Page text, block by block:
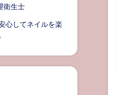
衛生士
心してネイルを楽